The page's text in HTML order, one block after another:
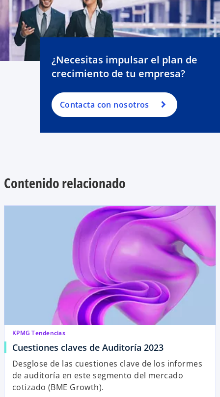
¿Necesitas impulsar el plan de
crecimiento de tu empresa?
Contacta con nosotros
Contenido relacionado
KPMG Tendencias
Cuestiones claves de Auditoría 2023
Desglose de las cuestiones clave de los informes
de auditoría en este segmento del mercado
cotizado (BME Growth).